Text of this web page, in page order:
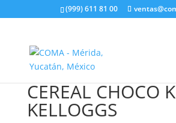
(999) 611 81 00
CEREAL CHOCO
KELLOGGS